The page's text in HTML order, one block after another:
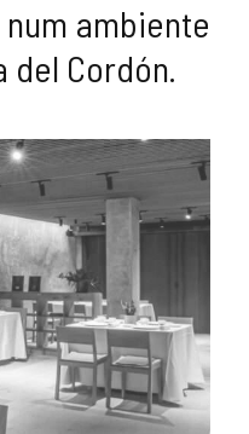
ambiente
Cordón.